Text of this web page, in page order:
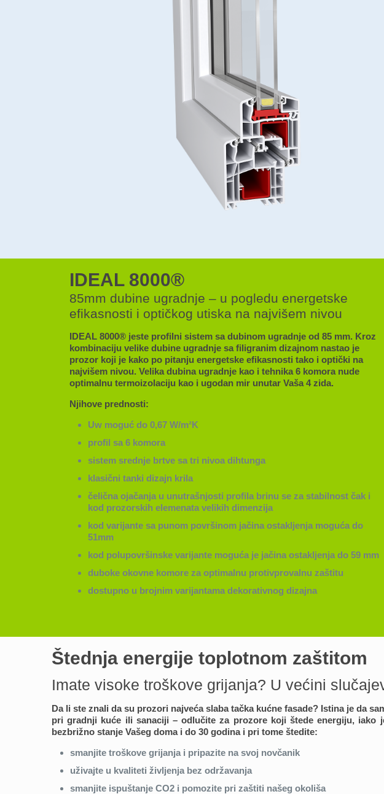
IDEAL 8000®
85mm dubine ugradnje – u pogledu energetske
efikasnosti i optičkog utiska na najvišem nivou
IDEAL 8000® jeste profilni sistem sa dubinom ugradnje od 85 mm. Kroz
kombinaciju velike dubine ugradnje sa filigranim dizajnom nastao je
prozor koji je kako po pitanju energetske efikasnosti tako i optički na
najvišem nivou. Velika dubina ugradnje kao i tehnika 6 komora nude
optimalnu termoizolaciju kao i ugodan mir unutar Vaša 4 zida.
Njihove prednosti:
Uw moguć do 0,67 W/m²K
profil sa 6 komora
sistem srednje brtve sa tri nivoa dihtunga
klasični tanki dizajn krila
čelična ojačanja u unutrašnjosti profila brinu se za stabilnost čak i
kod prozorskih elemenata velikih dimenzija
kod varijante sa punom površinom jačina ostakljenja moguća do
51mm
kod polupovršinske varijante moguća je jačina ostakljenja do 59 mm
duboke okovne komore za optimalnu protivprovalnu zaštitu
dostupno u brojnim varijantama dekorativnog dizajna
Štednja energije toplotnom zaštitom
Imate visoke troškove grijanja? U većini
Da li ste znali da su prozori najveća slaba tačka kućne fasade? Istina je da
pri gradnji kuće ili sanaciji – odlučite za prozore koji štede energiju, iako
bezbrižno stanje Vašeg doma i do 30 godina i pri tome štedite:
smanjite troškove grijanja i pripazite na svoj novčanik
uživajte u kvaliteti življenja bez održavanja
smanjite ispuštanje CO2 i pomozite pri zaštiti našeg okoliša